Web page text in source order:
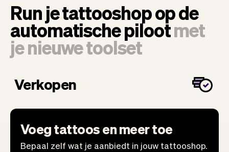
Run je tattooshop op de
automatische pilootmet
je nieuwe toolset
Verkopen
Voeg tattoos en meer toe
Bepaal zelf wat je aanbiedt in jouw tattooshop.